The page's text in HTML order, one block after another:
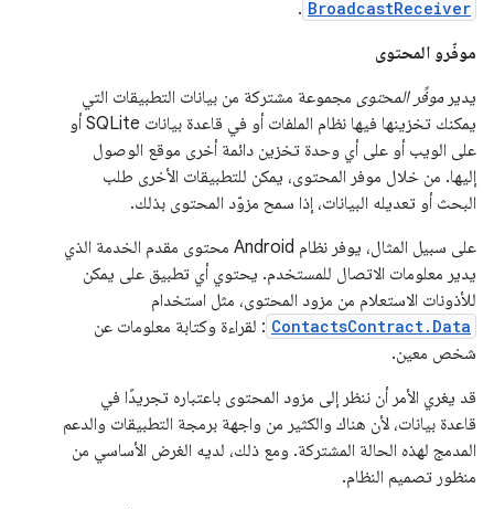
BroadcastReceiver
.
موفّرو المحتوى
يدير موفِّر المحتوى مجموعة مشتركة من بيانات التطبيقات التي
يمكنك تخزينها فيها نظام الملفات أو في قاعدة بيانات SQLite أو
على الويب أو على أي وحدة تخزين دائمة أخرى موقع الوصول
إليها. من خلال موفر المحتوى، يمكن للتطبيقات الأخرى طلب
البحث أو تعديله البيانات، إذا سمح مزوّد المحتوى بذلك.
على سبيل المثال، يوفر نظام Android محتوى مقدم الخدمة الذي
يدير معلومات الاتصال للمستخدم. يحتوي أي تطبيق على يمكن
للأذونات الاستعلام من مزود المحتوى، مثل استخدام
ContactsContract.Data : لقراءة وكتابة معلومات عن
شخص معين.
قد يغري الأمر أن ننظر إلى مزود المحتوى باعتباره تجريدًا في
قاعدة بيانات، لأن هناك والكثير من واجهة برمجة التطبيقات والدعم
المدمج لهذه الحالة المشتركة. ومع ذلك، لديه الغرض الأساسي من
منظور تصميم النظام.